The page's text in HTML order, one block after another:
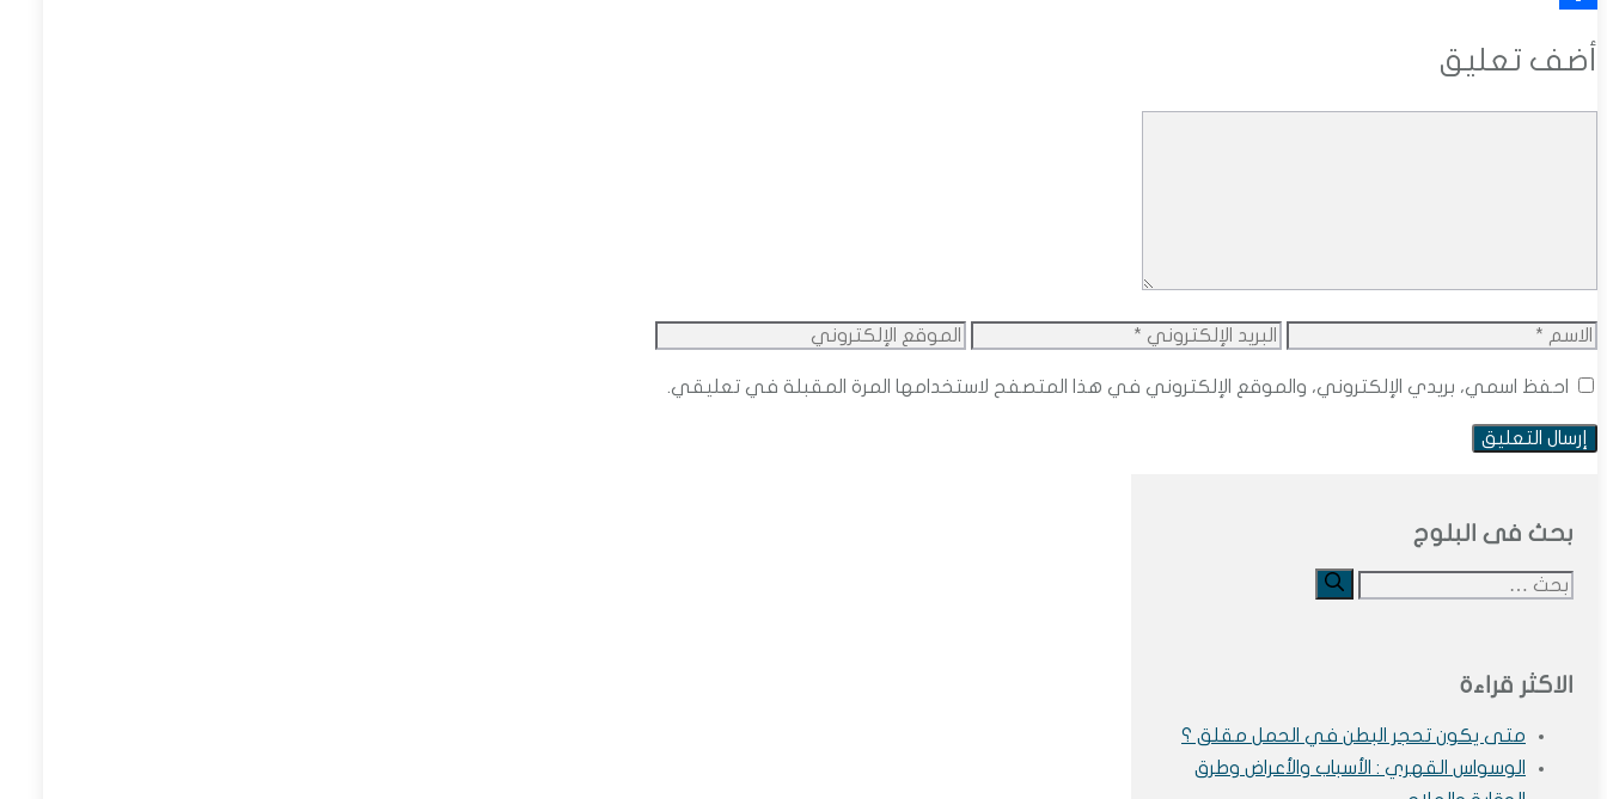
أضف تعليق
الاسم
البريد
الموقع
احفظ اسمي، بريدي الإلكتروني، والموقع الإلكتروني في هذا المتصفح لاستخدامها المرة المقبلة في تعليقي.
بحث فى البلوج
البحث
الاكثر قراءة
متى يكون تحجر البطن في الحمل مقلق ؟
الوسواس القهري : الأسباب والأعراض وطرق